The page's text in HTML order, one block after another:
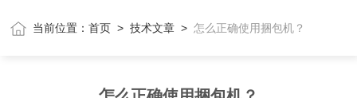
当前位置：首页 >技术文章 >怎么正确使用捆包机？